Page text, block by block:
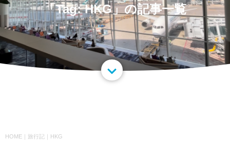
「Tag: HKG」の記事一覧
HOME ｜ 旅行記 ｜ HKG